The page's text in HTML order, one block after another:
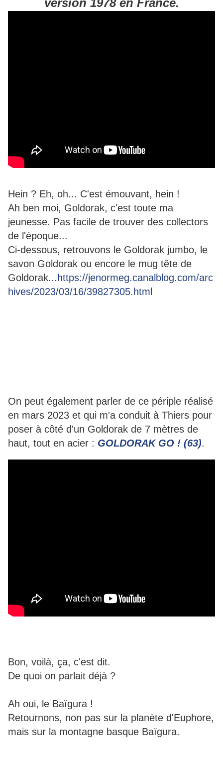
version 1978 en France.
Hein ? Eh, oh... C'est émouvant, hein !
Ah ben moi, Goldorak, c'est toute ma
jeunesse. Pas facile de trouver des collectors
de l'époque...
Ci-dessous, retrouvons le Goldorak jumbo, le
savon Goldorak ou encore le mug tête de
Goldorak... https://jenormeg.canalblog.com/arc
hives/2023/03/16/39827305.html
On peut également parler de ce périple réalisé
en mars 2023 et qui m'a conduit à Thiers pour
poser à côté d'un Goldorak de 7 mètres de
haut, tout en acier : GOLDORAK GO ! (63).
Bon, voilà, ça, c'est dit.
De quoi on parlait déjà ?
Ah oui, le Baïgura !
Retournons, non pas sur la planète d'Euphore,
mais sur la montagne basque Baïgura.